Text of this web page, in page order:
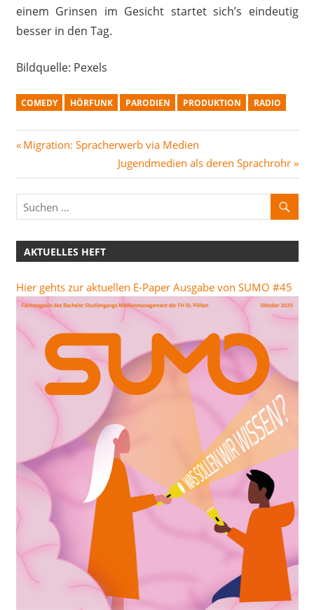
einem Grinsen im Gesicht startet sich’s eindeutig
besser in den Tag.
Bildquelle: Pexels
COMEDY HÖRFUNK PARODIEN PRODUKTION RADIO
Beitragsnavigation
Vorheriger
Migration: Spracherwerb via Medien
Nächster
Beitrag:
Jugendmedien als deren Sprachrohr
AKTUELLES HEFT
Hier gehts zur aktuellen E-Paper Ausgabe von SUMO #45